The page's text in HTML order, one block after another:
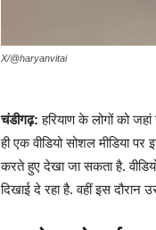
X/@haryanvitai
चंडीगढ़: हरियाण के लोगों को
ही एक वीडियो सोशल मीडिया
करते हुए देखा जा सकता है.
दिखाई दे रहा है. वहीं इस